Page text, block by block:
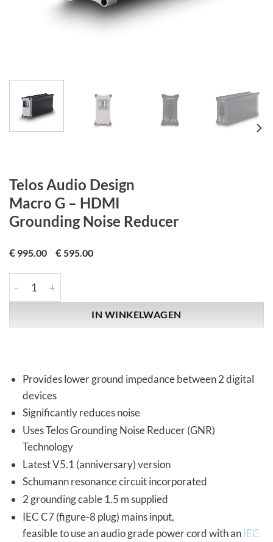
Telos Audio Design
Macro G – HDMI
Grounding Noise Reducer
€995.00 €595.00
IN WINKELWAGEN
Provides lower ground impedance between 2 digital
devices
Significantly reduces noise
Uses Telos Grounding Noise Reducer (GNR)
Technology
Latest V5.1 (anniversary) version
Schumann resonance circuit incorporated
2 grounding cable 1.5 m supplied
IEC C7 (figure-8 plug) mains input,
feasible to use an audio grade power cord with an IEC